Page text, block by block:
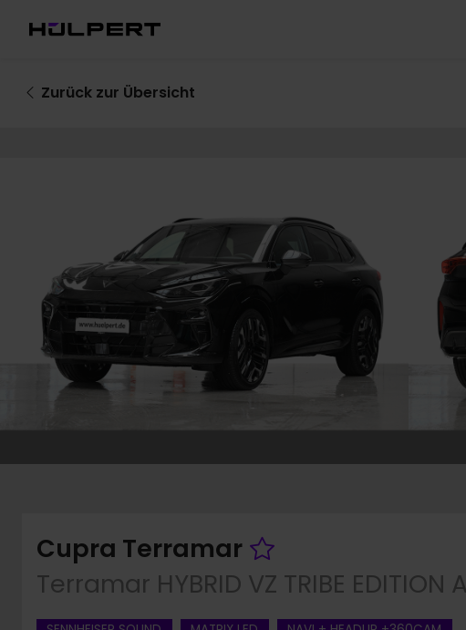
Zurück zur Übersicht
Cupra Terramar Fahrzeug
Terramar HYBRID VZ TRIBE EDITION